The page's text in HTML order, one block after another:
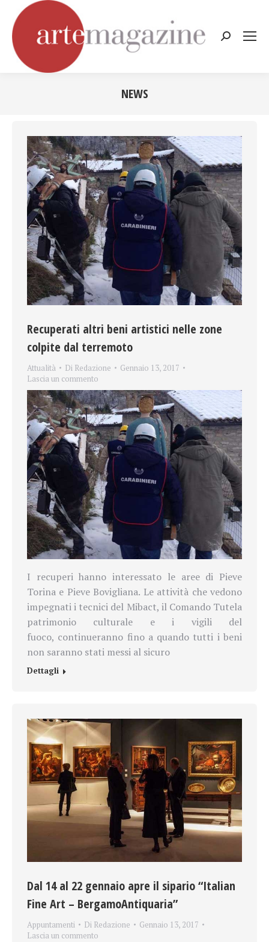
Cerca:
NEWS
Recuperati altri beni artistici nelle zone
colpite dal terremoto
Attualità Di Redazione
Gennaio 13, 2017
Lascia un commento
I recuperi hanno interessato le aree di Pieve
Torina e Pieve Bovigliana. Le attività che vedono
impegnati i tecnici del Mibact, il Comando Tutela
patrimonio culturale e i vigili del
fuoco, continueranno fino a quando tutti i beni
non saranno stati messi al sicuro
Dettagli
Dal 14 al 22 gennaio apre il sipario “Italian
Fine Art – BergamoAntiquaria”
Appuntamenti Di Redazione
Gennaio 13, 2017
Lascia un commento